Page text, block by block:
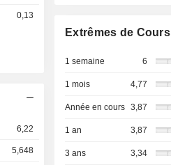
0,13
6,22
5,648
Extrêmes de Cours
1 semaine 6
1 mois 4,77
Année en cours 3,87
1 an 3,87
3 ans 3,34